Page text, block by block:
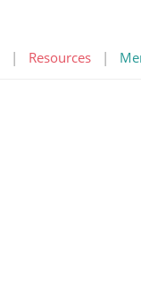
| Resources |